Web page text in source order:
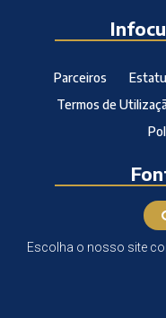
Parceiros
Termos de
Escolha o nosso site